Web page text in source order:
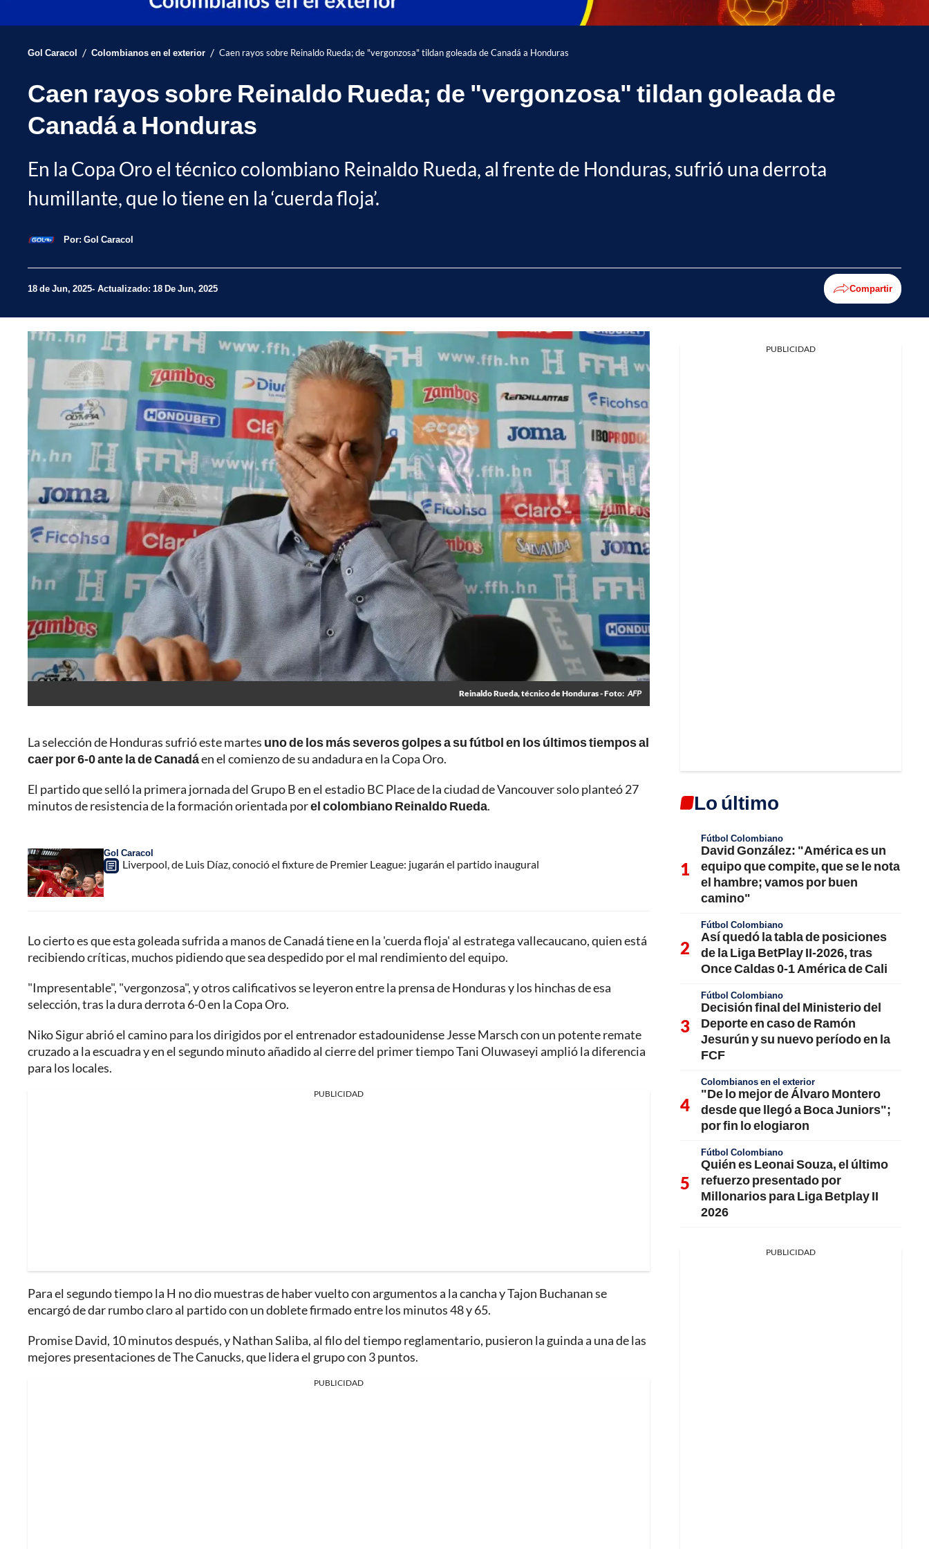
Gol Caracol / Colombianos en el exterior / Caen rayos sobre Reinaldo Rueda; de "vergonzosa" tildan goleada de Canadá a Honduras
Caen rayos sobre Reinaldo Rueda; de "vergonzosa" tildan goleada de
Canadá a Honduras
En la Copa Oro el técnico colombiano Reinaldo Rueda, al frente de Honduras, sufrió una derrota
humillante, que lo tiene en la ‘cuerda floja’.
Por: Gol Caracol
18 de Jun, 2025 Actualizado: 18 De Jun, 2025 Compartir
Reinaldo Rueda, técnico de Honduras - Foto: AFP
La selección de Honduras sufrió este martes uno de los más severos golpes a su fútbol en los últimos tiempos al
caer por 6-0 ante la de Canadáen el comienzo de su andadura en la Copa Oro.
El partido que selló la primera jornada del Grupo B en el estadio BC Place de la ciudad de Vancouver solo planteó 27
minutos de resistencia de la formación orientada porel colombiano Reinaldo Rueda.
Gol Caracol
Liverpool, de Luis Díaz, conoció el fixture de Premier League: jugarán el partido inaugural
Lo cierto es que esta goleada sufrida a manos de Canadá tiene en la 'cuerda floja' al estratega vallecaucano, quien está
recibiendo críticas, muchos pidiendo que sea despedido por el mal rendimiento del equipo.
"Impresentable", "vergonzosa", y otros calificativos se leyeron entre la prensa de Honduras y los hinchas de esa
selección, tras la dura derrota 6-0 en la Copa Oro.
Niko Sigur abrió el camino para los dirigidos por el entrenador estadounidense Jesse Marsch con un potente remate
cruzado a la escuadra y en el segundo minuto añadido al cierre del primer tiempo Tani Oluwaseyi amplió la diferencia
para los locales.
PUBLICIDAD
Para el segundo tiempo la H no dio muestras de haber vuelto con argumentos a la cancha y Tajon Buchanan se
encargó de dar rumbo claro al partido con un doblete firmado entre los minutos 48 y 65.
Promise David, 10 minutos después, y Nathan Saliba, al filo del tiempo reglamentario, pusieron la guinda a una de las
mejores presentaciones de The Canucks, que lidera el grupo con 3 puntos.
PUBLICIDAD
PUBLICIDAD
Lo último
Fútbol Colombiano
David González: "América es un
equipo que compite, que se le nota
el hambre; vamos por buen
camino"
Fútbol Colombiano
Así quedó la tabla de posiciones
de la Liga BetPlay II-2026, tras
Once Caldas 0-1 América de Cali
Fútbol Colombiano
Decisión final del Ministerio del
Deporte en caso de Ramón
Jesurún y su nuevo período en la
FCF
Colombianos en el exterior
"De lo mejor de Álvaro Montero
desde que llegó a Boca Juniors";
por fin lo elogiaron
Fútbol Colombiano
Quién es Leonai Souza, el último
refuerzo presentado por
Millonarios para Liga Betplay II
2026
PUBLICIDAD